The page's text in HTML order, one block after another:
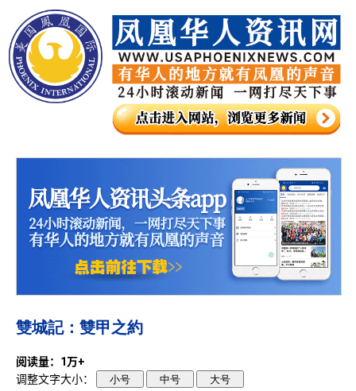
雙城記：雙甲之約
阅读量：1万+
调整文字大小：
小号 中号 大号